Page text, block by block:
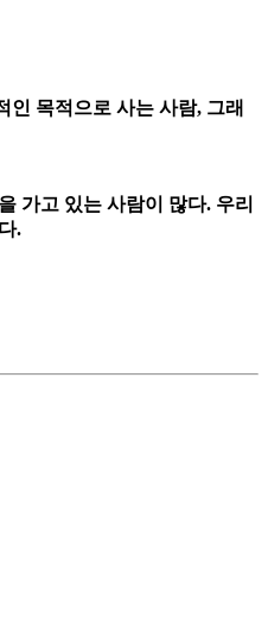
인 목적으로 사는 사람, 그래
가고 있는 사람이 많다. 우리
.